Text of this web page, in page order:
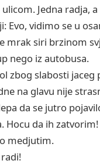
Jedna radja,
Evo, vidimo se u
mrak siri brzinom
nego iz autobusa.
zbog slabosti
na glavu nije
da se jutro
Hocu da ih zatvorim!
medjutim.